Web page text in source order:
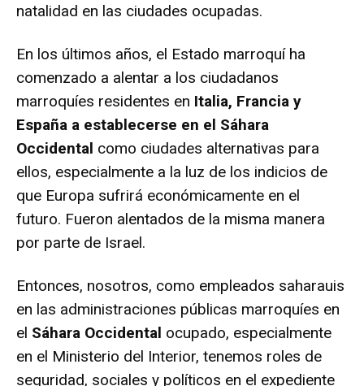
natalidad en las ciudades ocupadas.
En los últimos años, el Estado marroquí ha
comenzado a alentar a los ciudadanos
marroquíes residentes en Italia, Francia y
España a establecerse en el Sáhara
Occidental como ciudades alternativas para
ellos, especialmente a la luz de los indicios de
que Europa sufrirá económicamente en el
futuro. Fueron alentados de la misma manera
por parte de Israel.
Entonces, nosotros, como empleados saharauis
en las administraciones públicas marroquíes en
el Sáhara Occidental ocupado, especialmente
en el Ministerio del Interior, tenemos roles de
seguridad, sociales y políticos en el expediente